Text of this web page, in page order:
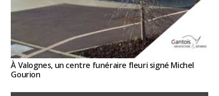
À Valognes, un centre funéraire fleuri signé Michel
Gourion